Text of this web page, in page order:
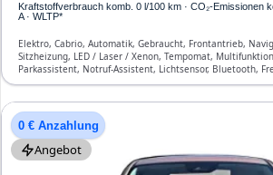
Kraftstoffverbrauch komb. 0 l/100 km · CO₂-Emissionen
A · WLTP*
Elektro, Cabrio, Automatik, Gebraucht, Frontantrieb,
Sitzheizung, LED / Laser / Xenon, Tempomat,
Parkassistent, Notruf-Assistent, Lichtsensor, Bluetooth,
Verkehrszeichen-Erkennung, ESP, ABS, Klimaautomatik,
0 € Anzahlung
Angebot